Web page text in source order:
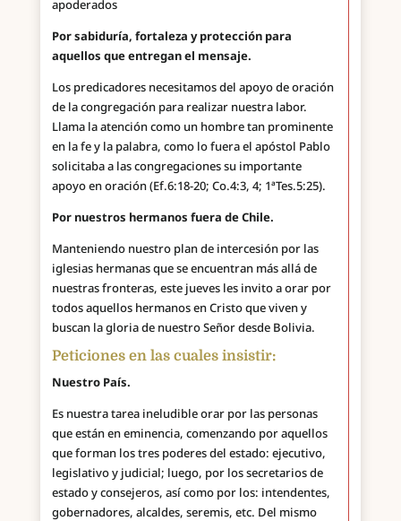
apoderados
Por sabiduría, fortaleza y protección para
aquellos que entregan el mensaje.
Los predicadores necesitamos del apoyo de oración
de la congregación para realizar nuestra labor.
Llama la atención como un hombre tan prominente
en la fe y la palabra, como lo fuera el apóstol Pablo
solicitaba a las congregaciones su importante
apoyo en oración (Ef.6:18-20; Co.4:3, 4; 1ªTes.5:25).
Por nuestros hermanos fuera de Chile.
Manteniendo nuestro plan de intercesión por las
iglesias hermanas que se encuentran más allá de
nuestras fronteras, este jueves les invito a orar por
todos aquellos hermanos en Cristo que viven y
buscan la gloria de nuestro Señor desde Bolivia.
Peticiones en las cuales insistir:
Nuestro País.
Es nuestra tarea ineludible orar por las personas
que están en eminencia, comenzando por aquellos
que forman los tres poderes del estado: ejecutivo,
legislativo y judicial; luego, por los secretarios de
estado y consejeros, así como por los: intendentes,
gobernadores, alcaldes, seremis, etc. Del mismo